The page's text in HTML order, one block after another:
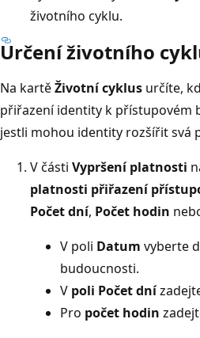
životního cyklu.
Určení životního
Na kartěŽivotní cyklus určíte,
přiřazení identity k přístupovém
jestli mohou identity rozšířit svá
V části Vypršení platnosti
platnosti přiřazení
Počet dní, Počet hodin
V poli Datum vyberte
budoucnosti.
V poli Počet dní
Pro počet hodin